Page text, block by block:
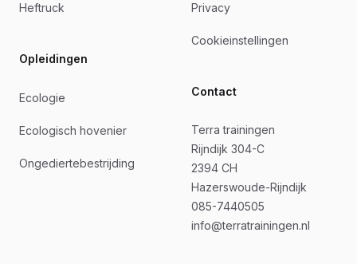
Heftruck
Opleidingen
Ecologie
Ecologisch hovenier
Ongediertebestrijding
Privacy
Cookieinstellingen
Contact
Terra trainingen
Rijndijk 304-C
2394 CH
Hazerswoude-Rijndijk
085-7440505
info@terratrainingen.nl